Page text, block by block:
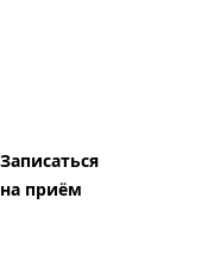
Записаться
на приём